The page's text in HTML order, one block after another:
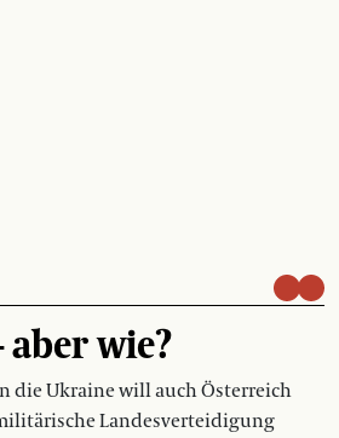
wie?
die Ukraine will auch Österreich
Landesverteidigung